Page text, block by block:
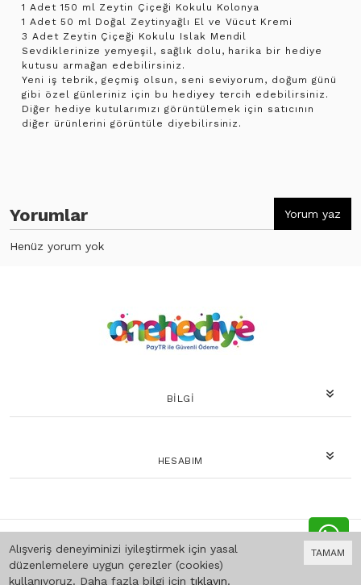
1 Adet 150 ml Zeytin Çiçeği Kokulu Kolonya
1 Adet 50 ml Doğal Zeytinyağlı El ve Vücut Kremi
3 Adet Zeytin Çiçeği Kokulu Islak Mendil
Sevdiklerinize yemyeşil, sağlık dolu, harika bir hediye
kutusu armağan edebilirsiniz.
Yeni iş tebrik, geçmiş olsun, seni seviyorum, doğum günü
gibi özel günleriniz için bu hediyey tercih edebilirsiniz.
Diğer hediye kutularımızı görüntülemek için satıcının
diğer ürünlerini görüntüle diyebilirsiniz.
Yorumlar Yorum yaz
Henüz yorum yok
BILGI
HESABIM
ile hazırlanmıştır.
TAMAM
Alışveriş deneyiminizi iyileştirmek için yasal
düzenlemelere uygun çerezler (cookies)
kullanıyoruz. Daha fazla bilgi için tıklayın.